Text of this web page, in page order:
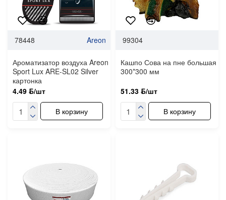
78448 Areon
Ароматизатор воздуха Areon
Sport Lux ARE-SL02 Silver
картонка
4.49 ƃ/шт
В корзину
99304
Кашпо Сова на пне большая
300*300 мм
51.33 ƃ/шт
В корзину